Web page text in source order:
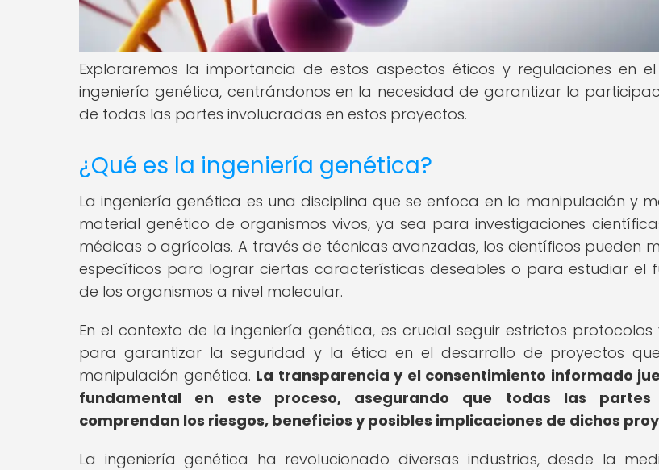
Exploraremos la importancia de estos aspectos éticos y regulaciones en
ingeniería genética, centrándonos en la necesidad de garantizar la
de todas las partes involucradas en estos proyectos.
¿Qué es la ingeniería genética?
La ingeniería genética es una disciplina que se enfoca en la manipulación y
material genético de organismos vivos, ya sea para investigaciones
médicas o agrícolas. A través de técnicas avanzadas, los científicos pueden
específicos para lograr ciertas características deseables o para estudiar el
de los organismos a nivel molecular.
En el contexto de la ingeniería genética, es crucial seguir estrictos protocolos
para garantizar la seguridad y la ética en el desarrollo de proyectos
manipulación genética. La transparencia y el consentimiento informado
fundamental en este proceso, asegurando que todas las partes
comprendan los riesgos, beneficios y posibles implicaciones de dichos
La ingeniería genética ha revolucionado diversas industrias, desde la